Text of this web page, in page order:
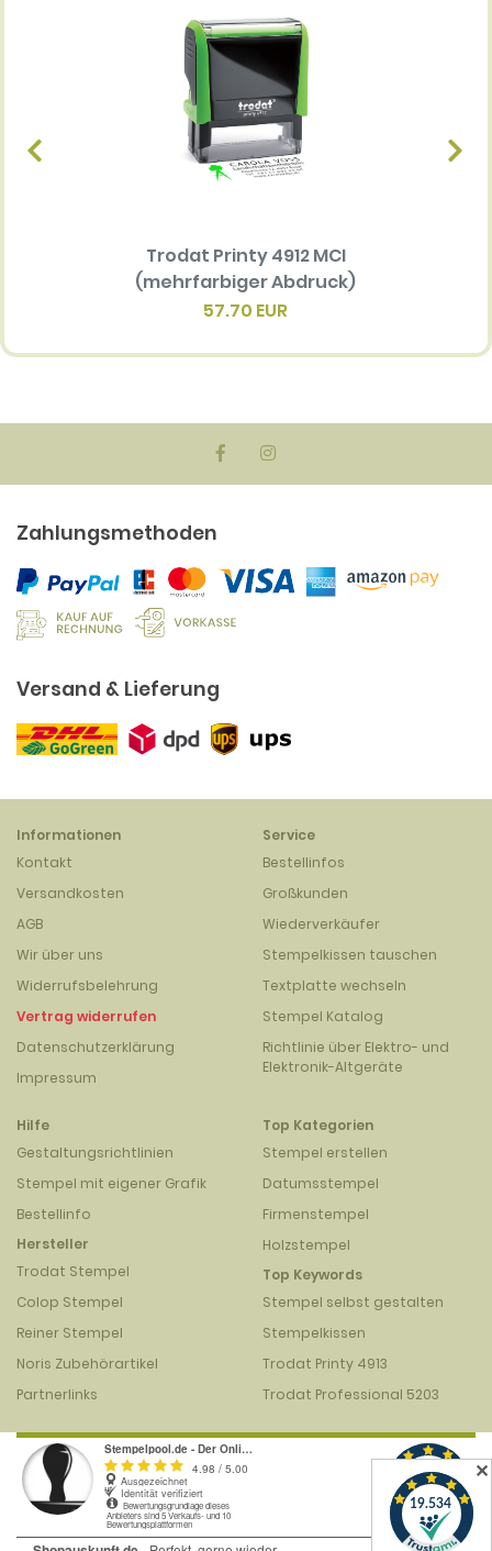
Trodat Printy 4912 MCI
(mehrfarbiger Abdruck)
57.70 EUR
Zahlungsmethoden
Versand & Lieferung
Informationen
Kontakt
Versandkosten
AGB
Wir über uns
Widerrufsbelehrung
Vertrag widerrufen
Datenschutzerklärung
Impressum
Service
Bestellinfos
Großkunden
Wiederverkäufer
Stempelkissen tauschen
Textplatte wechseln
Stempel Katalog
Richtlinie über Elektro- und
Elektronik-Altgeräte
Hilfe
Gestaltungsrichtlinien
Stempel mit eigener Grafik
Bestellinfo
Hersteller
Trodat Stempel
Colop Stempel
Reiner Stempel
Noris Zubehörartikel
Partnerlinks
Top Kategorien
Stempel erstellen
Datumsstempel
Firmenstempel
Holzstempel
Top Keywords
Stempel selbst gestalten
Stempelkissen
Trodat Printy 4913
Trodat Professional 5203
✕